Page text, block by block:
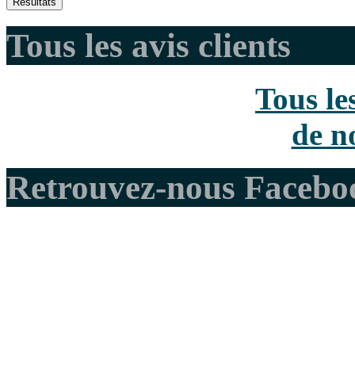
Tous les avis clients
Tous
de
Retrouvez-nous